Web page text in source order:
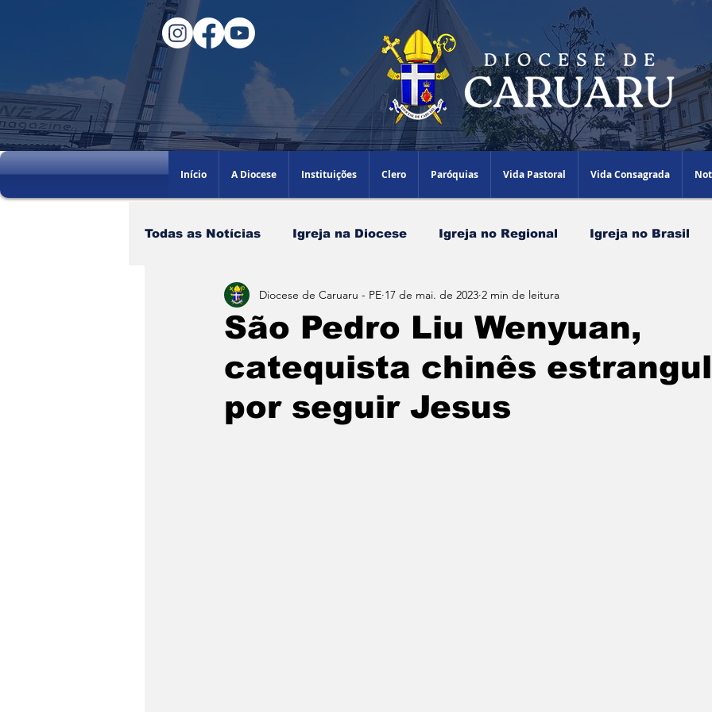
Início A Diocese Instituições Clero Paróquias Vida Pastoral Vida Consagrada
Todas as Notícias Igreja na Diocese Igreja no Regional Igreja no Brasil
Santo do dia 60AGB Papa Leão XIV Agenda Episcopal
São Pedro Liu Wenyuan,
catequista chinês
por seguir Jesus
Diocese de Caruaru - PE 17 de mai. de 2023 2 min de leitura